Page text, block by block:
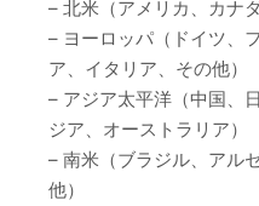
– 北米（アメリカ、カナ
– ヨーロッパ（ドイツ、
ア、イタリア、その他）
– アジア太平洋（中国、
ジア、オーストラリア）
– 南米（ブラジル、アル
他）